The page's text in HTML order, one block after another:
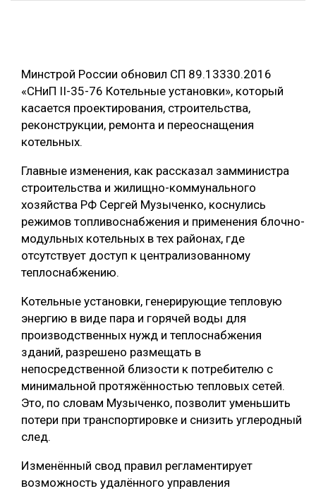
ЛЕСОВОССТАНОВЛЕНИЕ И ЗАЩИТА
ЛОГИСТИКА
ПРОИЗВОДСТВО ДРЕВЕСНЫХ ПЛИТ
КОМПЛЕКСНАЯ ПЕРЕРАБОТКА
ЛЕСОПИЛЕНИЕ
БЕЗОПАСНОЕ ПРОИЗВОДСТВО
СОРТИРОВКА ДРЕВЕСИНЫ
СУШКА ДРЕВЕСИНЫ
МЕБЕЛЬНОЕ ПРОИЗВОДСТВО
ТЕМАТИЧЕСКИЕ ПРОЕКТЫ
ПОДБОРКИ СТАТЕЙ
Минстрой России обновил СП 89.13330.2016
«СНиП II-35-76 Котельные установки», который
касается проектирования, строительства,
реконструкции, ремонта и переоснащения
котельных.
Главные изменения, как рассказал замминистра
строительства и жилищно-коммунального
хозяйства РФ Сергей Музыченко, коснулись
режимов топливоснабжения и применения блочно-
модульных котельных в тех районах, где
отсутствует доступ к централизованному
теплоснабжению.
Котельные установки, генерирующие тепловую
энергию в виде пара и горячей воды для
производственных нужд и теплоснабжения
зданий, разрешено размещать в
непосредственной близости к потребителю с
минимальной протяжённостью тепловых сетей.
Это, по словам Музыченко, позволит уменьшить
потери при транспортировке и снизить углеродный
след.
Изменённый свод правил регламентирует
возможность удалённого управления